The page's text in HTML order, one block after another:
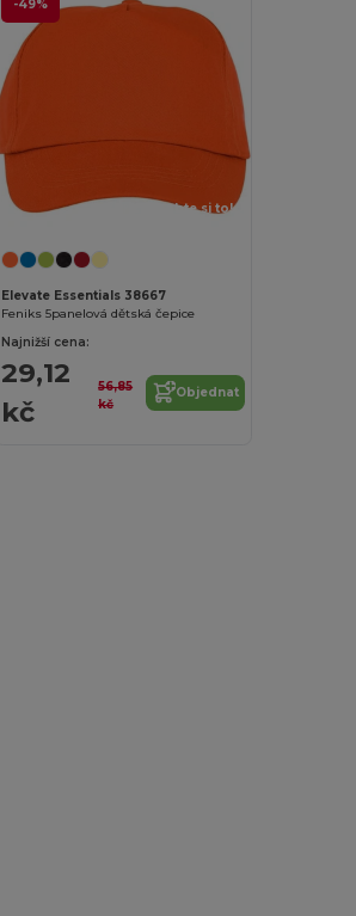
-49%
Přizpůsobte si to!
Elevate Essentials 38667
Feniks 5panelová dětská čepice
Najnižší cena:
29,12
kč
56,85
kč
Objednat